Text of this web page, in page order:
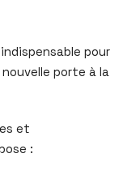
pour
porte à la
et
: